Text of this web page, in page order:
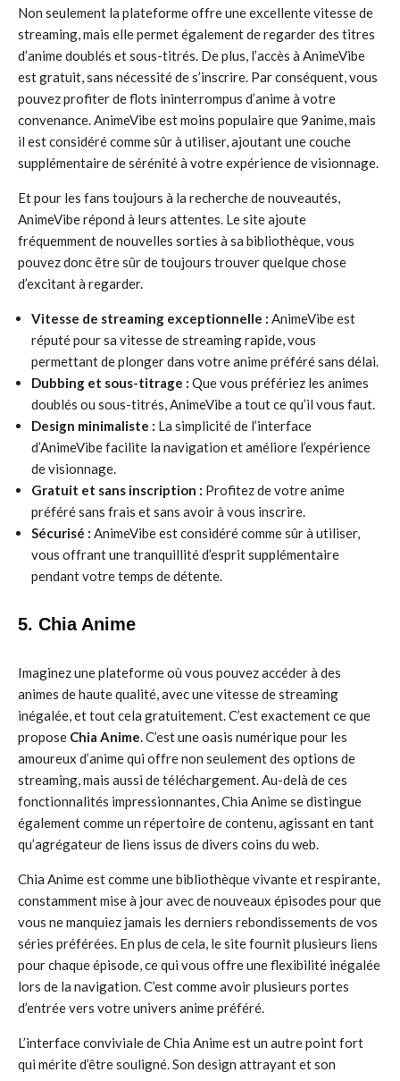
Non seulement la plateforme offre une excellente vitesse de
streaming, mais elle permet également de regarder des titres
d’anime doublés et sous-titrés. De plus, l’accès à AnimeVibe
est gratuit, sans nécessité de s’inscrire. Par conséquent, vous
pouvez profiter de flots ininterrompus d’anime à votre
convenance. AnimeVibe est moins populaire que 9anime, mais
il est considéré comme sûr à utiliser, ajoutant une couche
supplémentaire de sérénité à votre expérience de visionnage.
Et pour les fans toujours à la recherche de nouveautés,
AnimeVibe répond à leurs attentes. Le site ajoute
fréquemment de nouvelles sorties à sa bibliothèque, vous
pouvez donc être sûr de toujours trouver quelque chose
d’excitant à regarder.
Vitesse de streaming exceptionnelle : AnimeVibe est
réputé pour sa vitesse de streaming rapide, vous
permettant de plonger dans votre anime préféré sans délai.
Dubbing et sous-titrage : Que vous préfériez les animes
doublés ou sous-titrés, AnimeVibe a tout ce qu’il vous faut.
Design minimaliste : La simplicité de l’interface
d’AnimeVibe facilite la navigation et améliore l’expérience
de visionnage.
Gratuit et sans inscription : Profitez de votre anime
préféré sans frais et sans avoir à vous inscrire.
Sécurisé : AnimeVibe est considéré comme sûr à utiliser,
vous offrant une tranquillité d’esprit supplémentaire
pendant votre temps de détente.
5. Chia Anime
Imaginez une plateforme où vous pouvez accéder à des
animes de haute qualité, avec une vitesse de streaming
inégalée, et tout cela gratuitement. C’est exactement ce que
propose Chia Anime. C’est une oasis numérique pour les
amoureux d’anime qui offre non seulement des options de
streaming, mais aussi de téléchargement. Au-delà de ces
fonctionnalités impressionnantes, Chia Anime se distingue
également comme un répertoire de contenu, agissant en tant
qu’agrégateur de liens issus de divers coins du web.
Chia Anime est comme une bibliothèque vivante et respirante,
constamment mise à jour avec de nouveaux épisodes pour que
vous ne manquiez jamais les derniers rebondissements de vos
séries préférées. En plus de cela, le site fournit plusieurs liens
pour chaque épisode, ce qui vous offre une flexibilité inégalée
lors de la navigation. C’est comme avoir plusieurs portes
d’entrée vers votre univers anime préféré.
L’interface conviviale de Chia Anime est un autre point fort
qui mérite d’être souligné. Son design attrayant et son